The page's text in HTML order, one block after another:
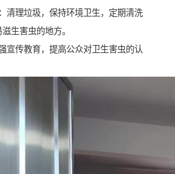
清理垃圾，保持环境卫生，定期清洗
生害虫的地方。
宣传教育，提高公众对卫生害虫的认